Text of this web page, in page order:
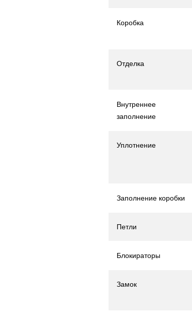
Коробка
Отделка
Внутреннее
заполнение
Уплотнение
Заполнение коробки
Петли
Блокираторы
Замок